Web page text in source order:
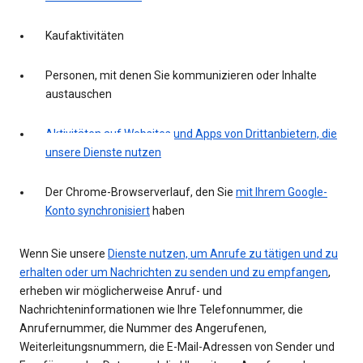
Kaufaktivitäten
Personen, mit denen Sie kommunizieren oder Inhalte
austauschen
Aktivitäten auf Websites und Apps von Drittanbietern, die
unsere Dienste nutzen
Der Chrome-Browserverlauf, den Sie mit Ihrem Google-
Konto synchronisiert haben
Wenn Sie unsere Dienste nutzen, um Anrufe zu tätigen und zu
erhalten oder um Nachrichten zu senden und zu empfangen,
erheben wir möglicherweise Anruf- und
Nachrichteninformationen wie Ihre Telefonnummer, die
Anrufernummer, die Nummer des Angerufenen,
Weiterleitungsnummern, die E-Mail-Adressen von Sender und